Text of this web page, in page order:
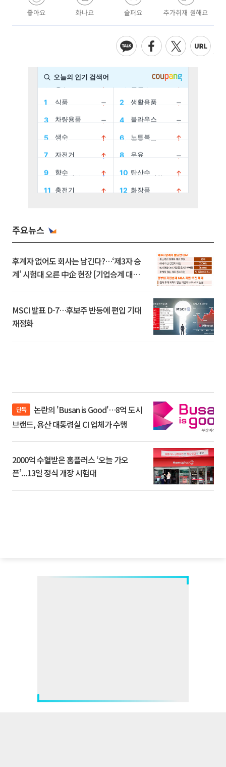
좋아요 화나요 슬퍼요 추가취재 원해요
주요뉴스
후계자 없어도 회사는 남긴다?…‘제3자 승
계’ 시험대 오른 中企 현장 [기업승계 대전
MSCI 발표 D-7…후보주 반등에 편입 기대
재점화
단독
브랜드, 용산 대통령실 CI 업체가 수행
2000억 수혈받은 홈플러스 ‘오늘 가오
픈’...13일 정식 개장 시험대